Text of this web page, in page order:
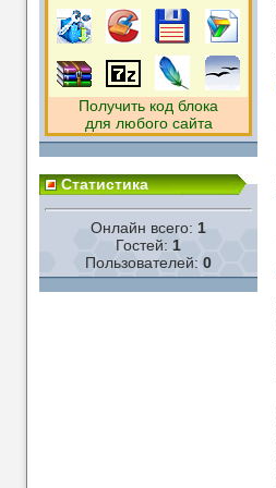
Получить код блока
для любого сайта
Статистика
Онлайн всего: 1
Гостей: 1
Пользователей: 0